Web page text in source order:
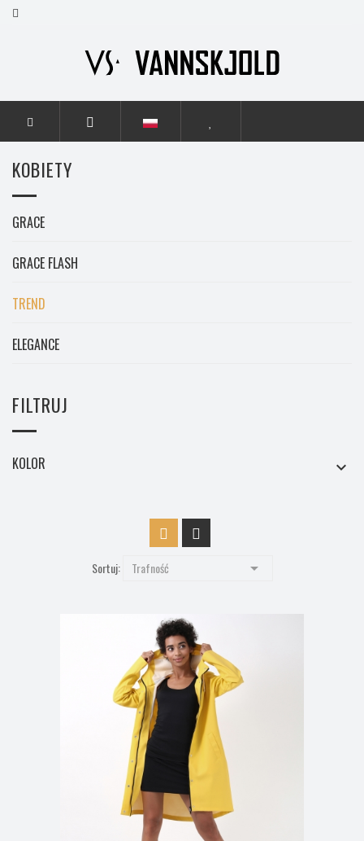
STRONA GŁÓWNA KOBIETY TREND
KOBIETY
GRACE
GRACE FLASH
TREND
ELEGANCE
FILTRUJ
KOLOR 
Sortuj: Trafność 